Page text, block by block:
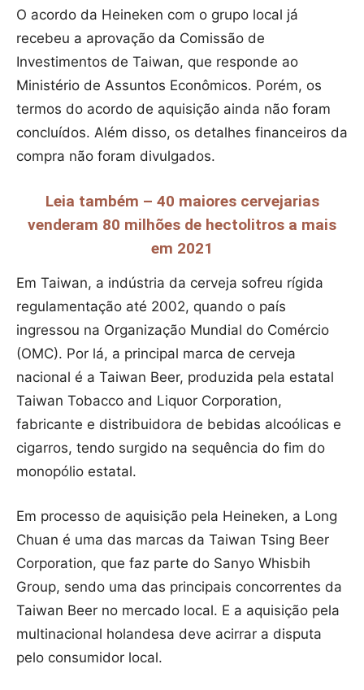
O acordo da Heineken com o grupo local já
recebeu a aprovação da Comissão de
Investimentos de Taiwan, que responde ao
Ministério de Assuntos Econômicos. Porém, os
termos do acordo de aquisição ainda não foram
concluídos. Além disso, os detalhes financeiros da
compra não foram divulgados.
Leia também – 40 maiores cervejarias
venderam 80 milhões de hectolitros a mais
em 2021
Em Taiwan, a indústria da cerveja sofreu rígida
regulamentação até 2002, quando o país
ingressou na Organização Mundial do Comércio
(OMC). Por lá, a principal marca de cerveja
nacional é a Taiwan Beer, produzida pela estatal
Taiwan Tobacco and Liquor Corporation,
fabricante e distribuidora de bebidas alcoólicas e
cigarros, tendo surgido na sequência do fim do
monopólio estatal.
Em processo de aquisição pela Heineken, a Long
Chuan é uma das marcas da Taiwan Tsing Beer
Corporation, que faz parte do Sanyo Whisbih
Group, sendo uma das principais concorrentes da
Taiwan Beer no mercado local. E a aquisição pela
multinacional holandesa deve acirrar a disputa
pelo consumidor local.